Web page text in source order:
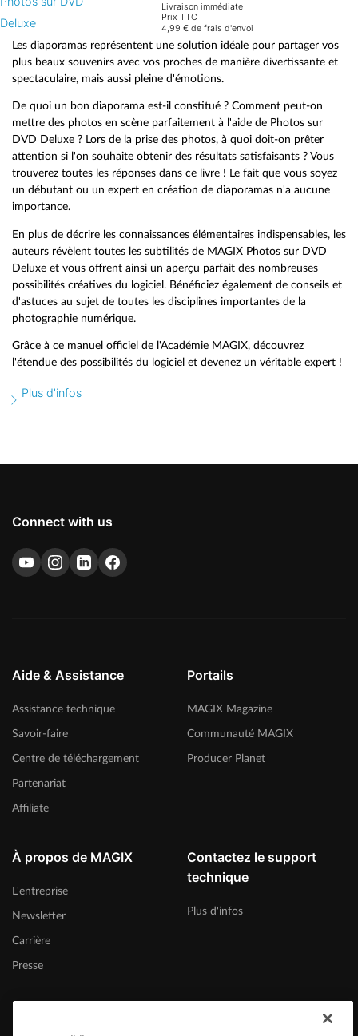
Livraison immédiate
Prix TTC
4,99 € de frais d'envoi
Les diaporamas représentent une solution idéale pour partager vos
plus beaux souvenirs avec vos proches de manière divertissante et
spectaculaire, mais aussi pleine d'émotions.
De quoi un bon diaporama est-il constitué ? Comment peut-on
mettre des photos en scène parfaitement à l'aide de Photos sur
DVD Deluxe ? Lors de la prise des photos, à quoi doit-on prêter
attention si l'on souhaite obtenir des résultats satisfaisants ? Vous
trouverez toutes les réponses dans ce livre ! Le fait que vous soyez
un débutant ou un expert en création de diaporamas n'a aucune
importance.
En plus de décrire les connaissances élémentaires indispensables, les
auteurs révèlent toutes les subtilités de MAGIX Photos sur DVD
Deluxe et vous offrent ainsi un aperçu parfait des nombreuses
possibilités créatives du logiciel. Bénéficiez également de conseils et
d'astuces au sujet de toutes les disciplines importantes de la
photographie numérique.
Grâce à ce manuel officiel de l'Académie MAGIX, découvrez
l'étendue des possibilités du logiciel et devenez un véritable expert !
Plus d'infos
Connect with us
Aide & Assistance
Assistance technique
Savoir-faire
Centre de téléchargement
Partenariat
Affiliate
Portails
MAGIX Magazine
Communauté MAGIX
Producer Planet
À propos de MAGIX
L'entreprise
Newsletter
Carrière
Presse
Contactez le support
technique
Plus d'infos